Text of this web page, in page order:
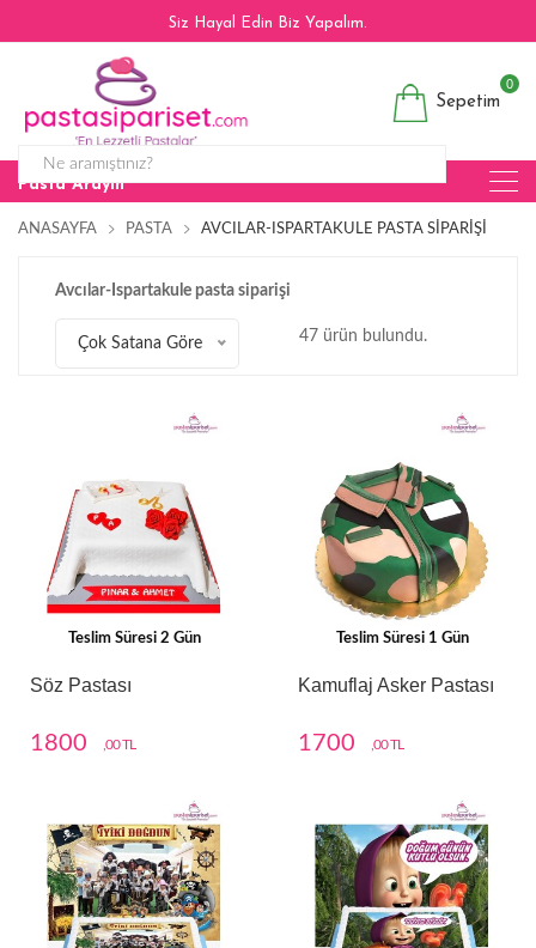
Siz Hayal Edin Biz Yapalım.
Sepetim
0
Pasta Arayın
ANASAYFA PASTA AVCILAR-ISPARTAKULE PASTA SIPARIŞI
Avcılar-Ispartakule pasta siparişi
Çok Satana Göre 47 ürün bulundu.
Teslim Süresi 2 Gün
Söz Pastası
1800 ,00 TL
Teslim Süresi 1 Gün
Kamuflaj Asker Pastası
1700 ,00 TL